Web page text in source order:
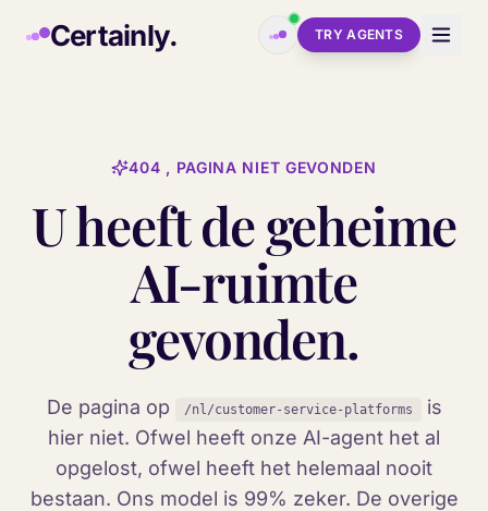
Certainly. TRY AGENTS
404 , PAGINA NIET GEVONDEN
U heeft de geheime
AI-ruimte
gevonden.
De pagina op /nl/customer-service-platforms
is
hier niet. Ofwel heeft onze AI-agent het al
opgelost, ofwel heeft het helemaal nooit
bestaan. Ons model is 99% zeker. De overige